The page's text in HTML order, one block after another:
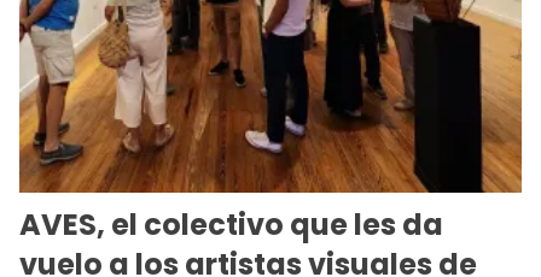
AVES, el colectivo que les da
vuelo a los artistas visuales de